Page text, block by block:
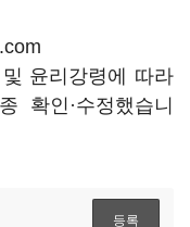
윤리강령에 따라
확인·수정했습니